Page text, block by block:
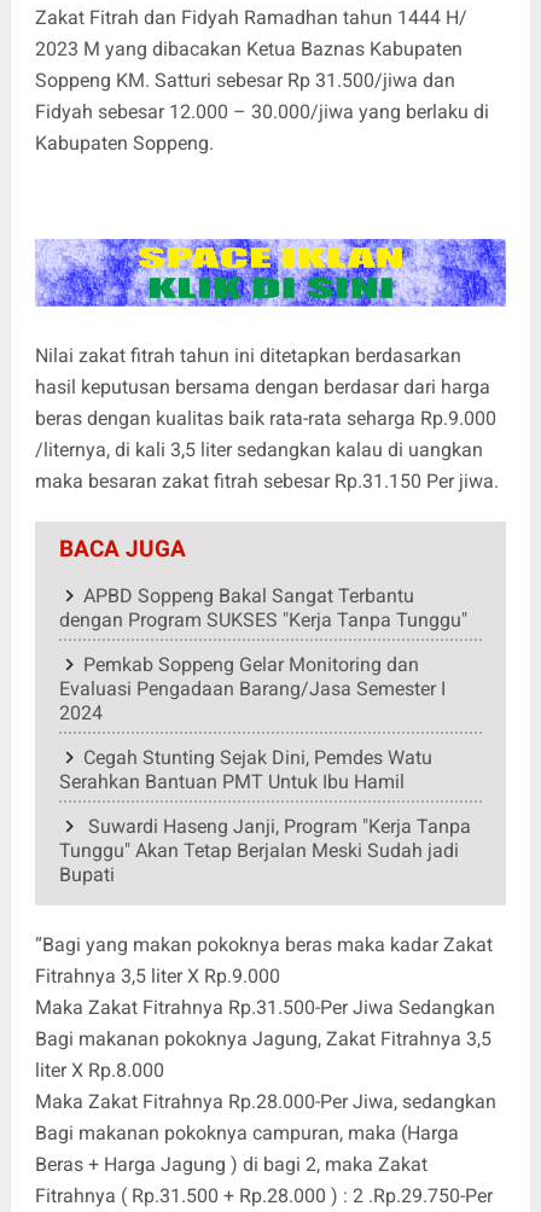
Zakat Fitrah dan Fidyah Ramadhan tahun 1444 H/
2023 M yang dibacakan Ketua Baznas Kabupaten
Soppeng KM. Satturi sebesar Rp 31.500/jiwa dan
Fidyah sebesar 12.000 – 30.000/jiwa yang berlaku di
Kabupaten Soppeng.
Nilai zakat fitrah tahun ini ditetapkan berdasarkan
hasil keputusan bersama dengan berdasar dari harga
beras dengan kualitas baik rata-rata seharga Rp.9.000
/liternya, di kali 3,5 liter sedangkan kalau di uangkan
maka besaran zakat fitrah sebesar Rp.31.150 Per jiwa.
BACA JUGA
APBD Soppeng Bakal Sangat Terbantu
dengan Program SUKSES "Kerja Tanpa Tunggu"
Pemkab Soppeng Gelar Monitoring dan
Evaluasi Pengadaan Barang/Jasa Semester I
2024
Cegah Stunting Sejak Dini, Pemdes Watu
Serahkan Bantuan PMT Untuk Ibu Hamil
Suwardi Haseng Janji, Program "Kerja Tanpa
Tunggu" Akan Tetap Berjalan Meski Sudah jadi
Bupati
“Bagi yang makan pokoknya beras maka kadar Zakat
Fitrahnya 3,5 liter X Rp.9.000
Maka Zakat Fitrahnya Rp.31.500-Per Jiwa Sedangkan
Bagi makanan pokoknya Jagung, Zakat Fitrahnya 3,5
liter X Rp.8.000
Maka Zakat Fitrahnya Rp.28.000-Per Jiwa, sedangkan
Bagi makanan pokoknya campuran, maka (Harga
Beras + Harga Jagung ) di bagi 2, maka Zakat
Fitrahnya ( Rp.31.500 + Rp.28.000 ) : 2 .Rp.29.750-Per